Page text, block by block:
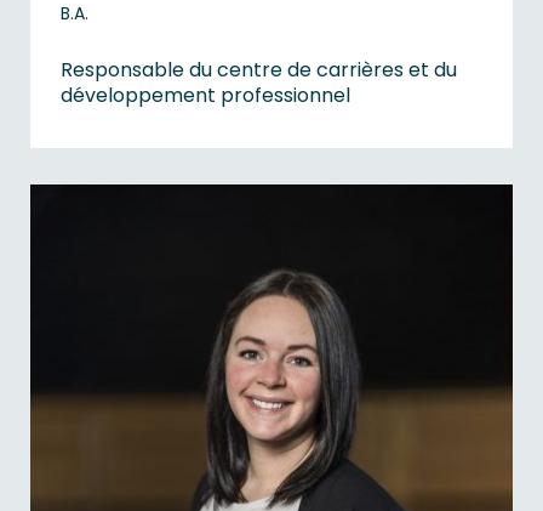
B.A.
Responsable du centre de carrières et du
développement professionnel